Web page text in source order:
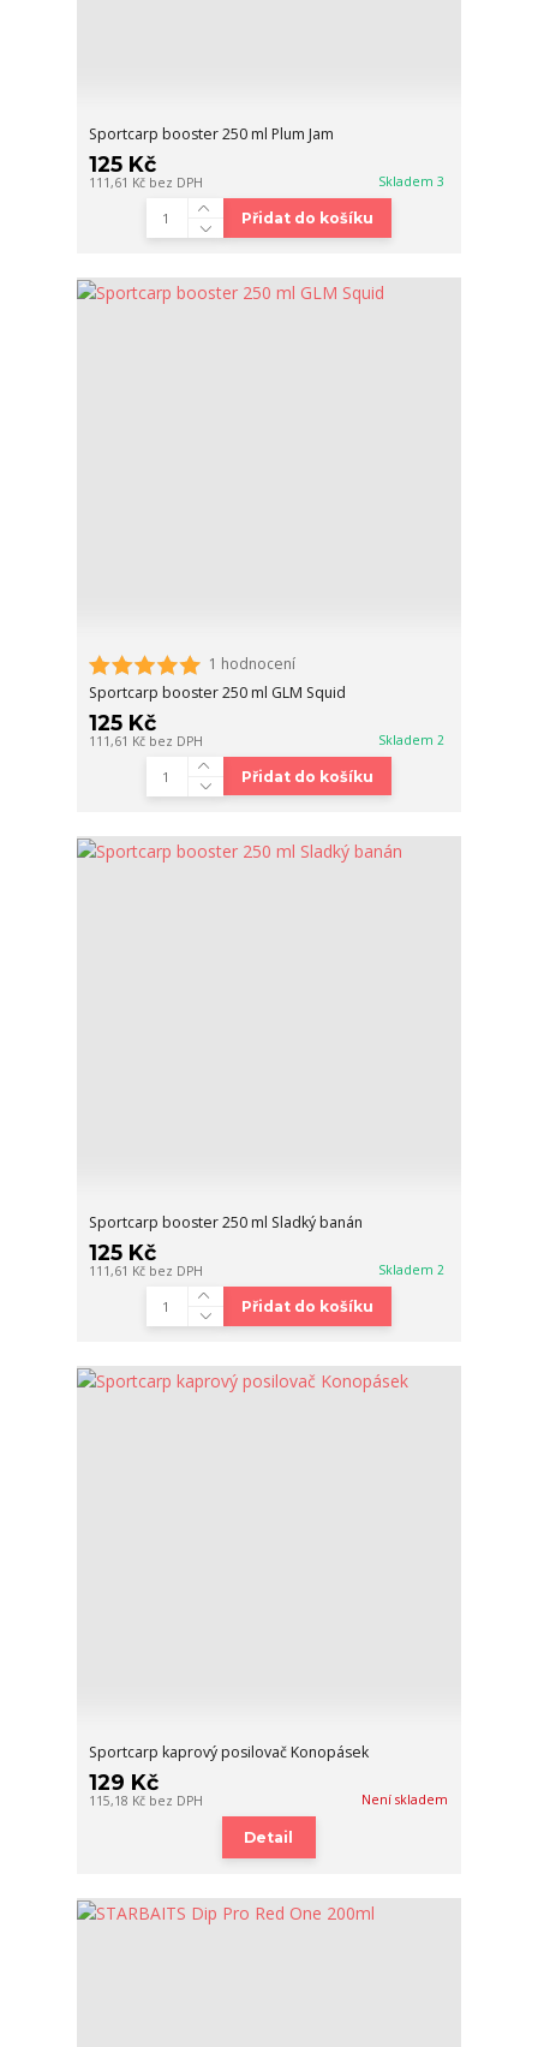
Sportcarp booster 250 ml Plum Jam
125 Kč
111,61 Kč bez DPH Skladem 3
Přidat do košíku
1 hodnocení
Sportcarp booster 250 ml GLM Squid
125 Kč
111,61 Kč bez DPH Skladem 2
Přidat do košíku
Sportcarp booster 250 ml Sladký banán
125 Kč
111,61 Kč bez DPH Skladem 2
Přidat do košíku
Sportcarp kaprový posilovač Konopásek
129 Kč
115,18 Kč bez DPH Není skladem
Detail